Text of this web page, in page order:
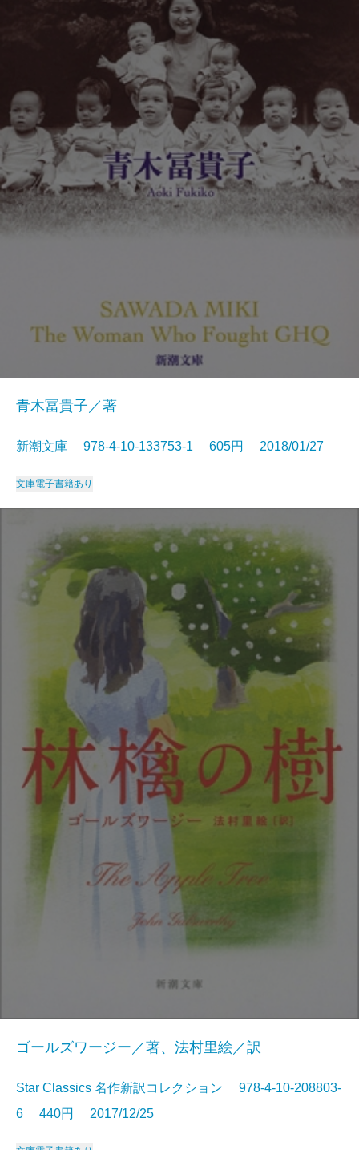
青木冨貴子／著
新潮文庫 978-4-10-133753-1 605円 2018/01/27
文庫電子書籍あり
ゴールズワージー／著、法村里絵／訳
Star Classics 名作新訳コレクション 978-4-10-208803-
6 440円 2017/12/25